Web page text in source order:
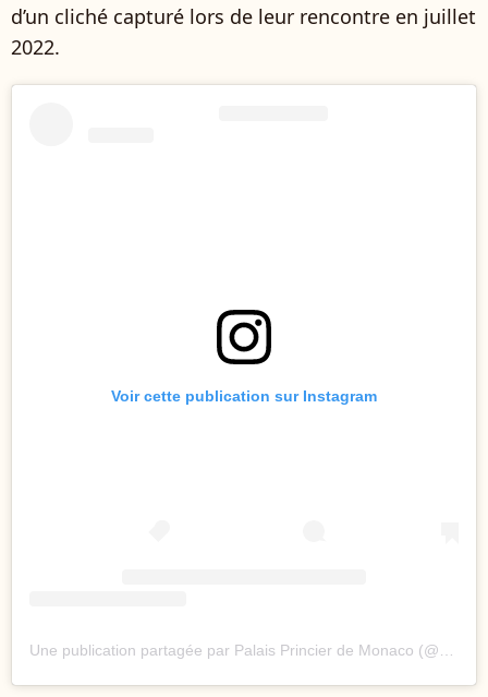
d’un cliché capturé lors de leur rencontre en juillet
2022.
Voir cette publication sur Instagram